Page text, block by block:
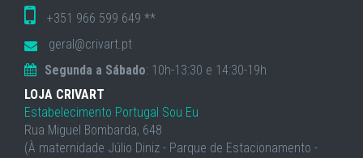
+351 966 599 649 **
geral@crivart.pt
Segunda a Sábado: 10h-13:30 e 14:30-19h
LOJA CRIVART
Estabelecimento Portugal Sou Eu
Rua Miguel Bombarda, 648
(À maternidade Júlio Diniz - Parque de Estacionamento -